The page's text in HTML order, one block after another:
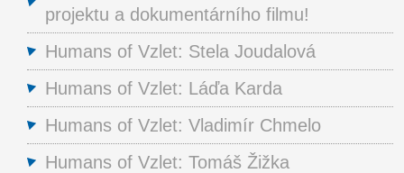
projektu a dokumentárního filmu!
Humans of Vzlet: Stela Joudalová
Humans of Vzlet: Láďa Karda
Humans of Vzlet: Vladimír Chmelo
Humans of Vzlet: Tomáš Žižka